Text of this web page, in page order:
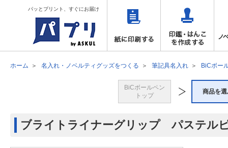
パッとプリント、すぐにお届け
ホーム 名入れ・ノベルティグッズをつくる 筆記具名入れ BiCボー
BiCボールペン
トップ
商品を
ブライトライナーグリップ パステル